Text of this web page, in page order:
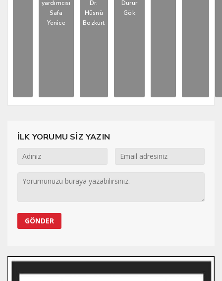
yardımcısı
Safa
Yenice
Dr.
Hüsnü
Bozkurt
Durur
Gök
İLK YORUMU SİZ YAZIN